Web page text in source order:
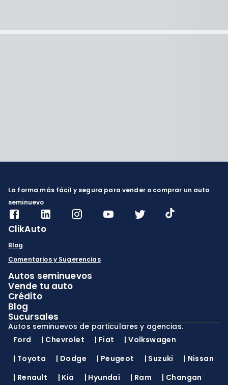
La forma más fácil y segura para vender o comprar un auto
seminuevo
ClikAuto
Blog
Comentarios y Sugerencias
Autos seminuevos
Vende tu auto
Crédito
Blog
Sucursales
Autos seminuevos de particulares y agencias.
Ford
| Chevrolet | Fiat |Volkswagen
| Toyota | Dodge | Peugeot | Suzuki | Nissan
| Renault | Kia | Hyundai | Ram | Changan